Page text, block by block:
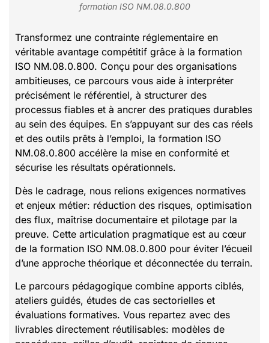
formation ISO NM.08.0.800
Transformez une contrainte réglementaire en
véritable avantage compétitif grâce à la formation
ISO NM.08.0.800. Conçu pour des organisations
ambitieuses, ce parcours vous aide à interpréter
précisément le référentiel, à structurer des
processus fiables et à ancrer des pratiques durables
au sein des équipes. En s’appuyant sur des cas réels
et des outils prêts à l’emploi, la formation ISO
NM.08.0.800 accélère la mise en conformité et
sécurise les résultats opérationnels.
Dès le cadrage, nous relions exigences normatives
et enjeux métier: réduction des risques, optimisation
des flux, maîtrise documentaire et pilotage par la
preuve. Cette articulation pragmatique est au cœur
de la formation ISO NM.08.0.800 pour éviter l’écueil
d’une approche théorique et déconnectée du terrain.
Le parcours pédagogique combine apports ciblés,
ateliers guidés, études de cas sectorielles et
évaluations formatives. Vous repartez avec des
livrables directement réutilisables: modèles de